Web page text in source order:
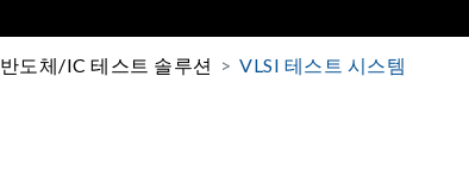
반도체/IC 테스트 솔루션 VLSI 테스트 시스템